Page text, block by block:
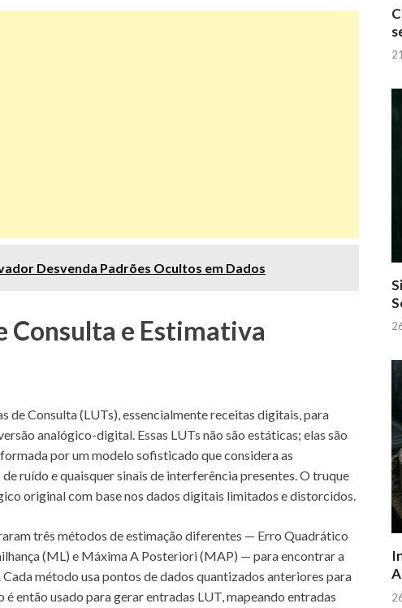
Desvenda Padrões Ocultos em Dados
Consulta e Estimativa
de Consulta (LUTs), essencialmente receitas digitais, para
analógico-digital. Essas LUTs não são estáticas; elas são
por um modelo sofisticado que considera as
ruído e quaisquer sinais de interferência presentes. O truque
original com base nos dados digitais limitados e distorcidos.
três métodos de estimação diferentes — Erro Quadrático
(ML) e Máxima A Posteriori (MAP) — para encontrar a
método usa pontos de dados quantizados anteriores para
então usado para gerar entradas LUT, mapeando entradas